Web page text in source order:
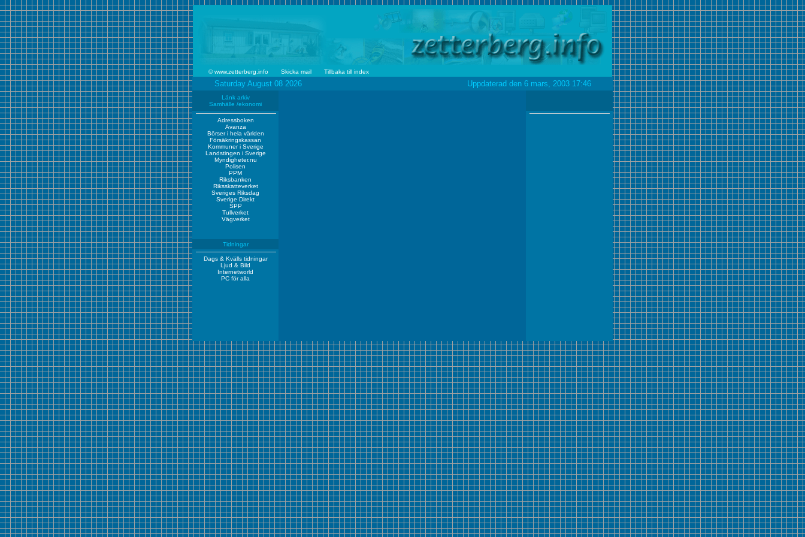
© www.zetterberg.info Skicka mail Tillbaka till index
Saturday August 08 2026 Uppdaterad den 6 mars, 2003 17:46
Länk arkiv
Samhälle /ekonomi
Adressboken
Avanza
Börser i hela världen
Försäkringskassan
Kommuner i Sverige
Landstingen i Sverige
Myndigheter.nu
Polisen
PPM
Riksbanken
Riksskatteverket
Sveriges Riksdag
Sverige Direkt
SPP
Tullverket
Vägverket
Tidningar
Dags & Kvälls tidningar
Ljud & Bild
Internetworld
PC för alla